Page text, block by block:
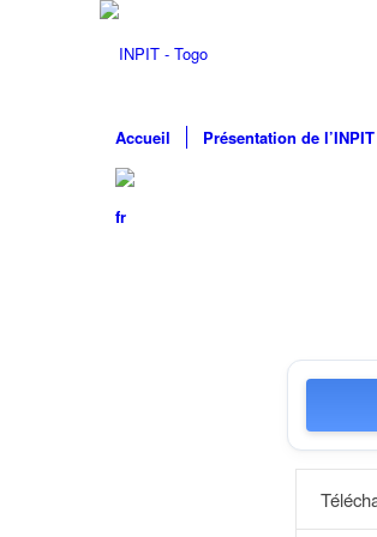
Accueil Présentation de l’INPIT